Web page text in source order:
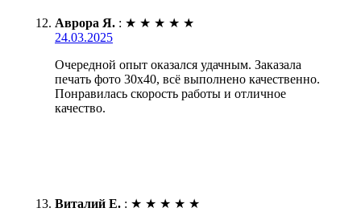
Аврора Я. : ★ ★ ★ ★ ★
24.03.2025
Очередной опыт оказался удачным. Заказала
печать фото 30х40, всё выполнено качественно.
Понравилась скорость работы и отличное
качество.
Виталий Е. : ★ ★ ★ ★ ★